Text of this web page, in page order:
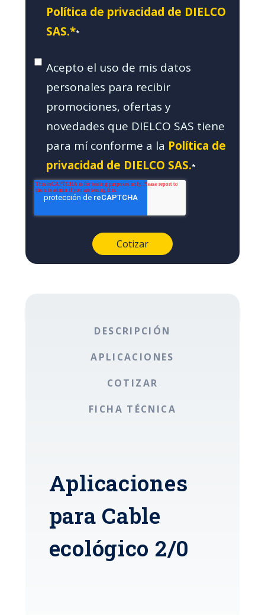
Política de privacidad de DIELCO
SAS.**
Acepto el uso de mis datos
personales para recibir
promociones, ofertas y
novedades que DIELCO SAS tiene
para mí conforme a la Política de
privacidad de DIELCO SAS.*
DESCRIPCIÓN
APLICACIONES
COTIZAR
FICHA TÉCNICA
Aplicaciones
para Cable
ecológico 2/0